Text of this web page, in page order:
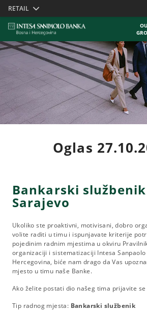
Skiplinks
RETAIL
Oglas
Bankarski
Sarajevo
Ukoliko ste proaktivni, motivisani, dobro
volite raditi u timu i ispunjavate kriterije
pojedinim radnim mjestima u okviru
organizaciji i sistematizaciji Intesa Sanpaolo
Hercegovina, biće nam drago da Vas
mjesto u timu naše Banke.
Ako želite postati dio našeg tima prijavite se
Tip radnog mjesta: Bankarski službenik